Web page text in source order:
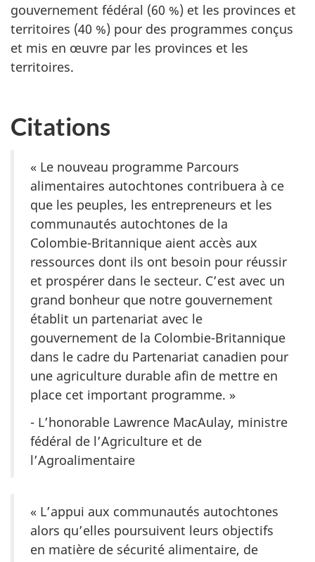
gouvernement fédéral (60 %) et les provinces et
territoires (40 %) pour des programmes conçus
et mis en œuvre par les provinces et les
territoires.
Citations
« Le nouveau programme Parcours
alimentaires autochtones contribuera à ce
que les peuples, les entrepreneurs et les
communautés autochtones de la
Colombie-Britannique aient accès aux
ressources dont ils ont besoin pour réussir
et prospérer dans le secteur. C’est avec un
grand bonheur que notre gouvernement
établit un partenariat avec le
gouvernement de la Colombie-Britannique
dans le cadre du Partenariat canadien pour
une agriculture durable afin de mettre en
place cet important programme. »
- L’honorable Lawrence MacAulay, ministre
fédéral de l’Agriculture et de
l’Agroalimentaire
« L’appui aux communautés autochtones
alors qu’elles poursuivent leurs objectifs
en matière de sécurité alimentaire, de